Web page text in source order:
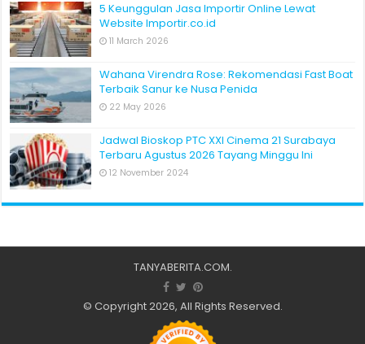
5 Keunggulan Jasa Importir Online Lewat
Website Importir.co.id
11 March 2026
Wahana Virendra Rose: Rekomendasi Fast Boat
Terbaik Sanur ke Nusa Penida
22 May 2026
Jadwal Bioskop PTC XXI Cinema 21 Surabaya
Terbaru Agustus 2026 Tayang Minggu Ini
12 November 2024
TANYABERITA.COM.
© Copyright 2026, All Rights Reserved.